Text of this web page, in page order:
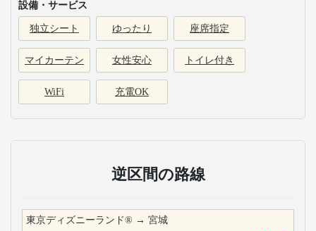
設備・サービス
独立シート ゆったり 座席指定
マイカーテン 女性安心 トイレ付き
WiFi 充電OK
逆区間の路線
東京ディズニーランド® → 宮城